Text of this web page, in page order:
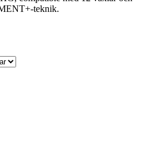
teknik.